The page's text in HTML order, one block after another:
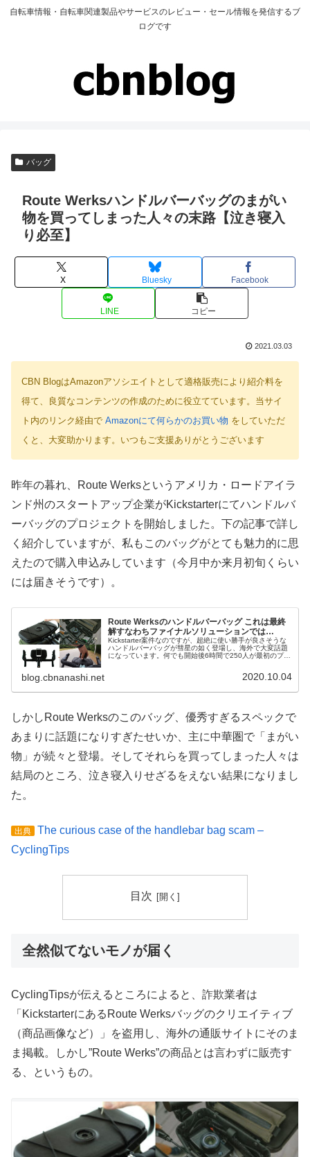
自転車情報・自転車関連製品やサービスのレビュー・セール情報を発信するブ
ログです
バッグ
Route Werksハンドルバーバッグのまがい
物を買ってしまった人々の末路【泣き寝入
り必至】
X Bluesky Facebook
LINE コピー
2021.03.03
CBN BlogはAmazonアソシエイトとして適格販売により紹介料を
得て、良質なコンテンツの作成のために役立てています。当サイ
ト内のリンク経由で Amazonにて何らかのお買い物 をしていただ
くと、大変助かります。いつもご支援ありがとうございます
昨年の暮れ、Route Werksというアメリカ・ロードアイラ
ンド州のスタートアップ企業がKickstarterにてハンドルバ
ーバッグのプロジェクトを開始しました。下の記事で詳し
く紹介していますが、私もこのバッグがとても魅力的に思
えたので購入申込みしています（今月中か来月初旬くらい
には届きそうです）。
Route Werksのハンドルバーバッグ これは最終
解すなわちファイナルソリューションでは…
Kickstarter案件なのですが、超絶に使い勝手が良さそうな
ハンドルバーバッグが彗星の如く登場し、海外で大変話題
になっています。何でも開始後6時間で250人が最初のプレ
blog.cbnanashi.net 2020.10.04
しかしRoute Werksのこのバッグ、優秀すぎるスペックで
あまりに話題になりすぎたせいか、主に中華圏で「まがい
物」が続々と登場。そしてそれらを買ってしまった人々は
結局のところ、泣き寝入りせざるをえない結果になりまし
た。
出典
The curious case of the handlebar bag scam –
CyclingTips
目次
全然似てないモノが届く
CyclingTipsが伝えるところによると、詐欺業者は
「KickstarterにあるRoute Werksバッグのクリエイティブ
（商品画像など）」を盗用し、海外の通販サイトにそのま
ま掲載。しかし”Route Werks”の商品とは言わずに販売す
る、というもの。